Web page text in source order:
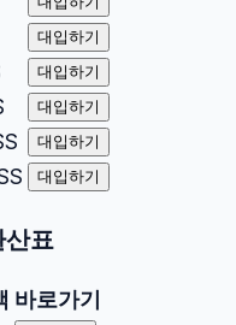
대입하기
대입하기
대입하기
대입하기
대입하기
산표
바로가기